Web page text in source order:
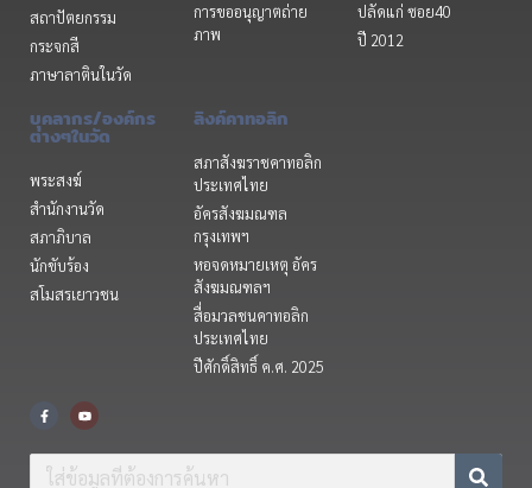
สถาปัตยกรรม
กระจกสี
ภาษาลาตินในวัด
การขออนุญาตถ่าย
ภาพ
ปลัดแก่ ซอย40
ปี 2012
บุคลากร/องค์กร
ต่างๆในวัด
พระสงฆ์
สำนักงานวัด
สภาภิบาล
นักขับร้อง
สโมสรเยาวชน
ลิงค์คาทอลิก
สภาสังฆราชคาทอลิก
ประเทศไทย
อัครสังฆมณฑล
กรุงเทพฯ
หอจดหมายเหตุ อัคร
สังฆมณฑลฯ
สื่อมวลชนคาทอลิก
ประเทศไทย
ปีศักดิ์สิทธิ์ ค.ศ. 2025